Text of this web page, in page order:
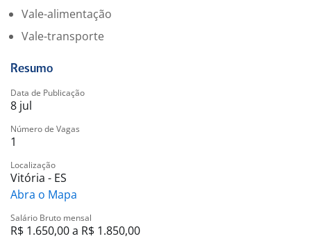
Vale-alimentação
Vale-transporte
Resumo
Data de Publicação
8 jul
Número de Vagas
1
Localização
Vitória - ES
Abra o Mapa
Salário Bruto mensal
R$ 1.650,00 a R$ 1.850,00